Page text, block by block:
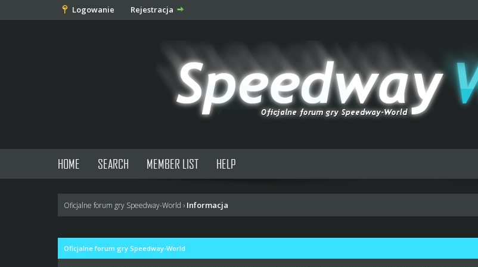
Logowanie Rejestracja
HOME SEARCH MEMBER LIST HELP
Oficjalne forum gry Speedway-World › Informacja
Oficjalne forum gry Speedway-World